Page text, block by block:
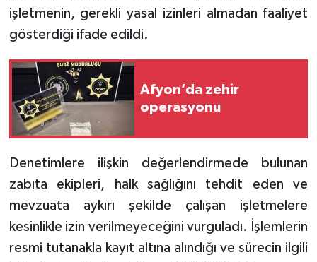
işletmenin, gerekli yasal izinleri almadan faaliyet
gösterdiği ifade edildi.
Afyon’da zehir
operasyonu
Denetimlere ilişkin değerlendirmede bulunan
zabıta ekipleri, halk sağlığını tehdit eden ve
mevzuata aykırı şekilde çalışan işletmelere
kesinlikle izin verilmeyeceğini vurguladı. İşlemlerin
resmi tutanakla kayıt altına alındığı ve sürecin ilgili